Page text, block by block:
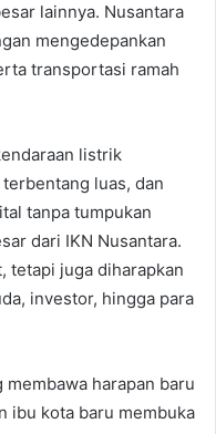
lainnya. Nusantara
mengedepankan
transportasi ramah
listrik
luas, dan
tanpa tumpukan
dari IKN Nusantara.
tetapi juga diharapkan
investor, hingga para
harapan baru
ibu kota baru membuka